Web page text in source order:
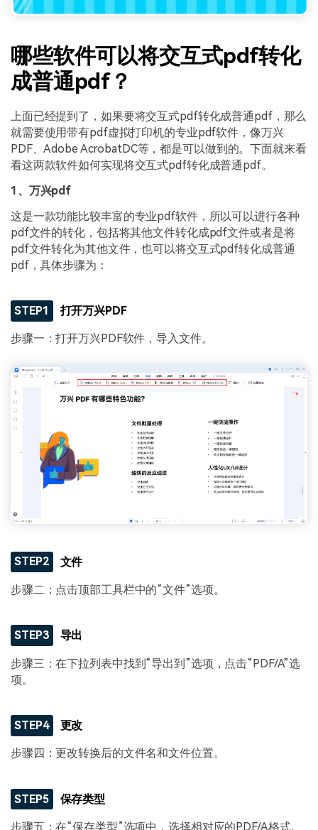
哪些软件可以将交互式pdf转化
成普通pdf？
上面已经提到了，如果要将交互式pdf转化成普通pdf，那么
就需要使用带有pdf虚拟打印机的专业pdf软件，像万兴
PDF、Adobe AcrobatDC等，都是可以做到的。下面就来看
看这两款软件如何实现将交互式pdf转化成普通pdf。
1、万兴pdf
这是一款功能比较丰富的专业pdf软件，所以可以进行各种
pdf文件的转化，包括将其他文件转化成pdf文件或者是将
pdf文件转化为其他文件，也可以将交互式pdf转化成普通
pdf，具体步骤为：
STEP1 打开万兴PDF
步骤一：打开万兴PDF软件，导入文件。
STEP2 文件
步骤二：点击顶部工具栏中的“文件”选项。
STEP3 导出
步骤三：在下拉列表中找到“导出到”选项，点击“PDF/A”选
项。
STEP4 更改
步骤四：更改转换后的文件名和文件位置。
STEP5 保存类型
步骤五：在“保存类型”选项中，选择相对应的PDF/A格式。